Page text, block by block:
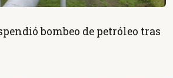
bombeo de petróleo tras